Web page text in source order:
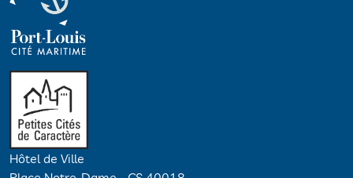
Hôtel de Ville